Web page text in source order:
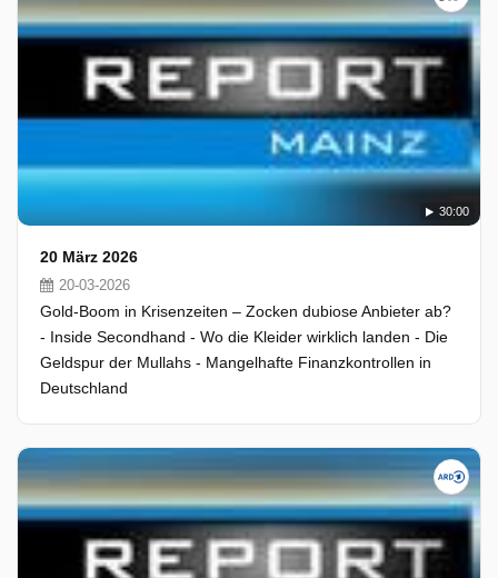
30:00
20 März 2026
20-03-2026
Gold-Boom in Krisenzeiten – Zocken dubiose Anbieter ab?
- Inside Secondhand - Wo die Kleider wirklich landen - Die
Geldspur der Mullahs - Mangelhafte Finanzkontrollen in
Deutschland